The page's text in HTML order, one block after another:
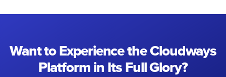
Want to Experience the Cloudways
Platform in Its Full Glory?